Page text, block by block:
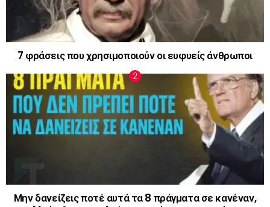
7 φράσεις που χρησιμοποιούν οι ευφυείς άνθρωποι
Μην δανείζεις ποτέ αυτά τα 8 πράγματα σε κανέναν,